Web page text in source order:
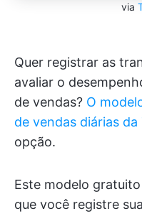
via
Quer registrar as
avaliar o
de vendas? O
de vendas diárias
opção.
Este modelo
que você registre